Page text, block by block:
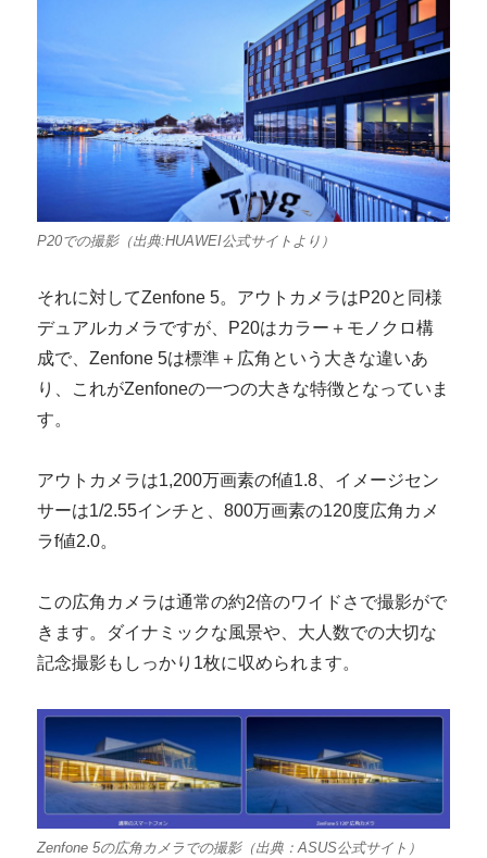
P20での撮影（出典:HUAWEI公式サイトより）
それに対してZenfone 5。アウトカメラはP20と同様
デュアルカメラですが、P20はカラー＋モノクロ構
成で、Zenfone 5は標準＋広角という大きな違いあ
り、これがZenfoneの一つの大きな特徴となっていま
す。
アウトカメラは1,200万画素のf値1.8、イメージセン
サーは1/2.55インチと、800万画素の120度広角カメ
ラf値2.0。
この広角カメラは通常の約2倍のワイドさで撮影がで
きます。ダイナミックな風景や、大人数での大切な
記念撮影もしっかり1枚に収められます。
Zenfone 5の広角カメラでの撮影（出典：ASUS公式サイト）